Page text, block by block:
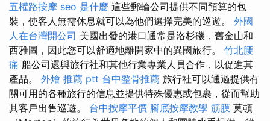
五權路按摩 seo 是什麼 這些郵輪公司提供不同預算的包
裝，使客人無需休息就可以為他們選擇完美的巡遊。 外國
人在台灣開公司 美國出發的港口通常是洛杉磯，舊金山和
西雅圖，因此您可以舒適地離開家中的異國旅行。 竹北腰
痛 船公司還與旅行社和其他行業專業人員合作，以促進其
產品。 外燴 推薦 ptt 台中整骨推薦 旅行社可以通過提供有
關可用的各種旅行的信息並提供特殊優惠或包裹，從而幫助
其客戶出售巡遊。 台中按摩平價 腳底按摩教學 筋膜 莫頓